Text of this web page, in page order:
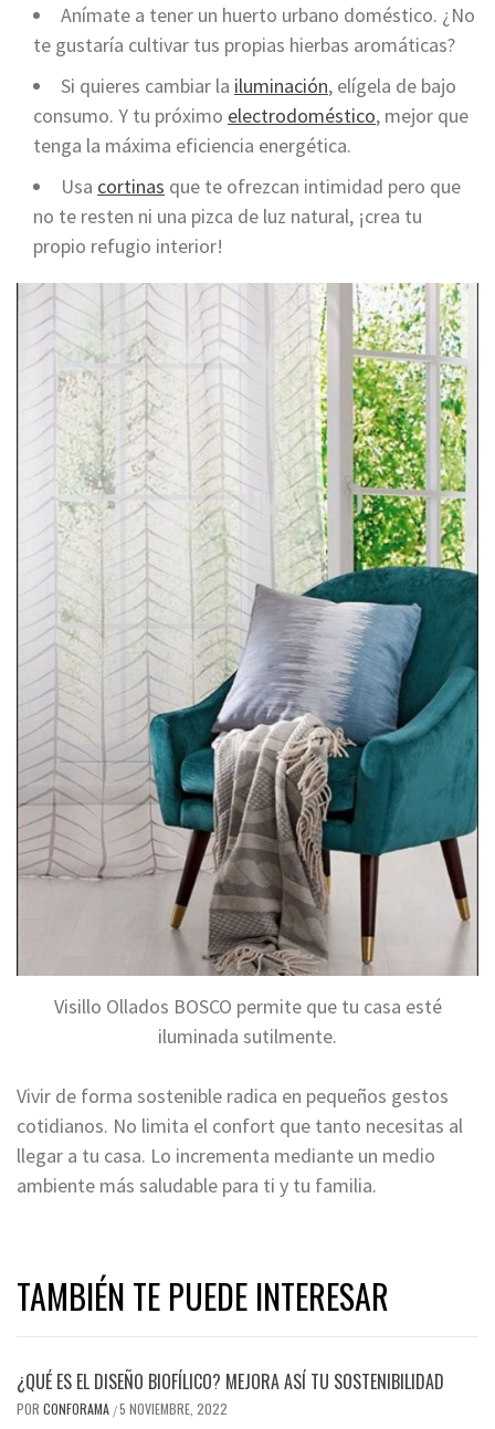
Anímate a tener un huerto urbano doméstico. ¿No
te gustaría cultivar tus propias hierbas aromáticas?
Si quieres cambiar la iluminación, elígela de bajo
consumo. Y tu próximo electrodoméstico, mejor que
tenga la máxima eficiencia energética.
Usa cortinas que te ofrezcan intimidad pero que
no te resten ni una pizca de luz natural, ¡crea tu
propio refugio interior!
Visillo Ollados BOSCO permite que tu casa esté
iluminada sutilmente.
Vivir de forma sostenible radica en pequeños gestos
cotidianos. No limita el confort que tanto necesitas al
llegar a tu casa. Lo incrementa mediante un medio
ambiente más saludable para ti y tu familia.
TAMBIÉN TE PUEDE INTERESAR
¿QUÉ ES EL DISEÑO BIOFÍLICO? MEJORA ASÍ TU SOSTENIBILIDAD
POR CONFORAMA /5 NOVIEMBRE, 2022